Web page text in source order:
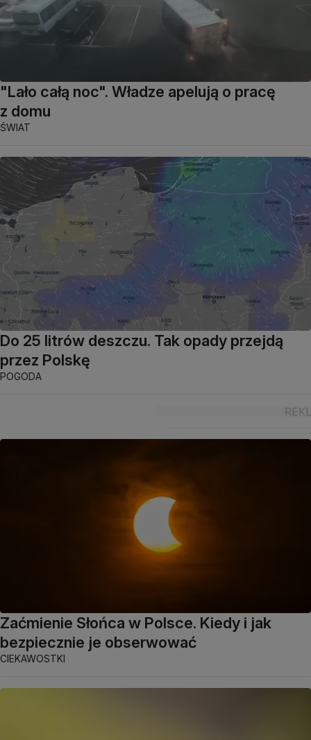
"Lało całą noc". Władze apelują o pracę
z domu
ŚWIAT
Do 25 litrów deszczu. Tak opady przejdą
przez Polskę
POGODA
Zaćmienie Słońca w Polsce. Kiedy i jak
bezpiecznie je obserwować
CIEKAWOSTKI